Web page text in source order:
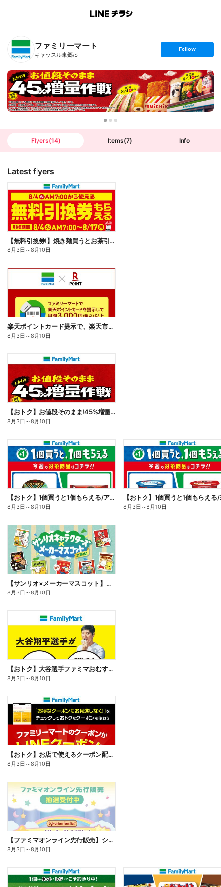
B
n
T
ファミリーマート
キャッスル東郷/S
s
t
o
l
l
o
w
Follow
Flyers(14) Items(7) Info
Latest flyers
【無料引換券!】焼き麺買うとお茶引換券貰える!
8月3日 ～8月10日
楽天ポイントカード提示で、楽天市場でのお買い物がおトクに!
8月3日 ～8月10日
【おトク】お値段そのまま!45%増量作戦!
8月3日 ～8月10日
【おトク】1個買うと1個もらえる/アイス
8月3日 ～8月10日 8月3日 ～8月10日
【サンリオ×メーカーマスコット】オリジナルグッズ貰える!
8月3日 ～8月10日
【おトク】大谷選手ファミマおむすび割
8月3日 ～8月10日
【おトク】お店で使えるクーポン配信中
8月3日 ～8月10日
【ファミマオンライン先行販売】シルバニアファミリー
8月3日 ～8月10日